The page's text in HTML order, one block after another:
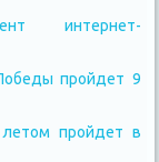
интернет-
пройдет 9
пройдет в